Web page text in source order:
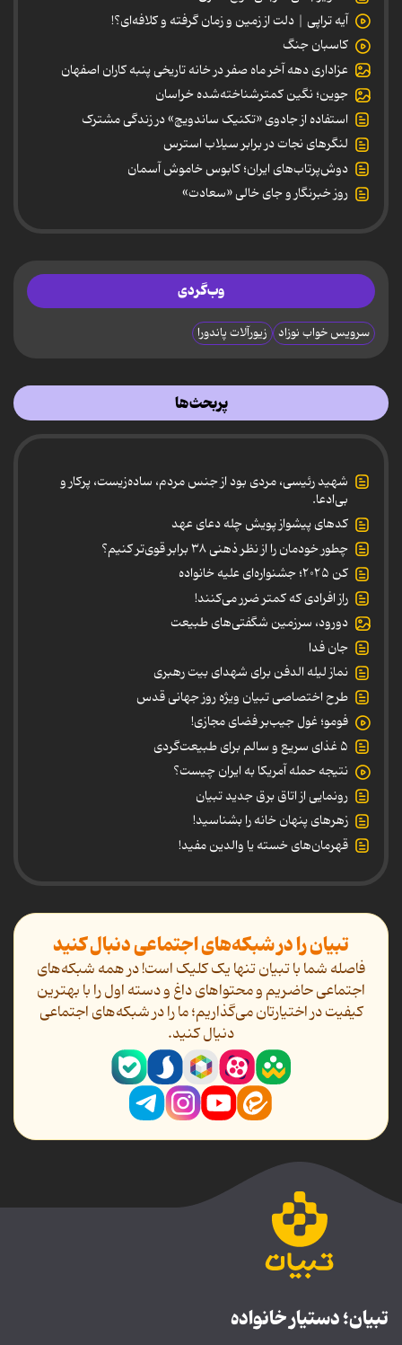
آیه تراپی | دلت از زمین و زمان گرفته و کلافه‌ای؟!
کاسبان جنگ
عزاداری دهه آخر ماه صفر در خانه تاریخی پنبه کاران اصفهان
جوین؛ نگین کمترشناخته‌شده خراسان
استفاده از جادوی «تکنیک ساندویچ» در زندگی مشترک
لنگرهای نجات در برابر سیلاب استرس
دوش‌پرتاب‌های ایران؛ کابوس خاموش آسمان
روز خبرنگار و جای خالی «سعادت»
وب‌گردی
سرویس خواب نوزاد زیورآلات پاندورا
پربحث‌ها
شهید رئیسی، مردی بود از جنس مردم، ساده‌زیست، پرکار و
بی‌ادعا.
کدهای پیشواز پویش چله دعای عهد
چطور خودمان را از نظر ذهنی ۳۸ برابر قوی‌تر کنیم؟
کن ۲۰۲۵؛ جشنواره‌ای علیه خانواده
راز افرادی که کمتر ضرر می‌کنند!
دورود، سرزمین شگفتی‌های طبیعت
جان فدا
نماز لیله الدفن برای شهدای بیت رهبری
طرح اختصاصی تبیان ویژه روز جهانی قدس
فومو؛ غول جیب‌بر فضای مجازی!
۵ غذای سریع و سالم برای طبیعت‌گردی
نتیجه حمله آمریکا به ایران چیست؟
رونمایی از اتاق برق جدید تبیان
زهرهای پنهان خانه را بشناسید!
قهرمان‌های خسته یا والدین مفید!
تبیان را در شبکه‌های اجتماعی دنبال کنید
فاصله شما با تبیان تنها یک کلیک است! در همه شبکه‌های
اجتماعی حاضریم و محتواهای داغ و دسته اول را با بهترین
کیفیت در اختیارتان می‌گذاریم؛ ما را در شبکه‌های اجتماعی
دنیال کنید.
تبیان؛ دستیار خانواده